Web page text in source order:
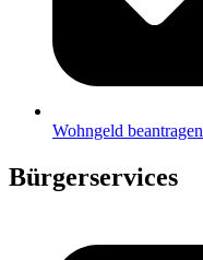
Wohngeld beantragen
Bürgerservices